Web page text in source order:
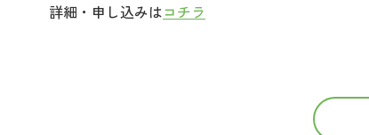
詳細・申し込みはコチラ